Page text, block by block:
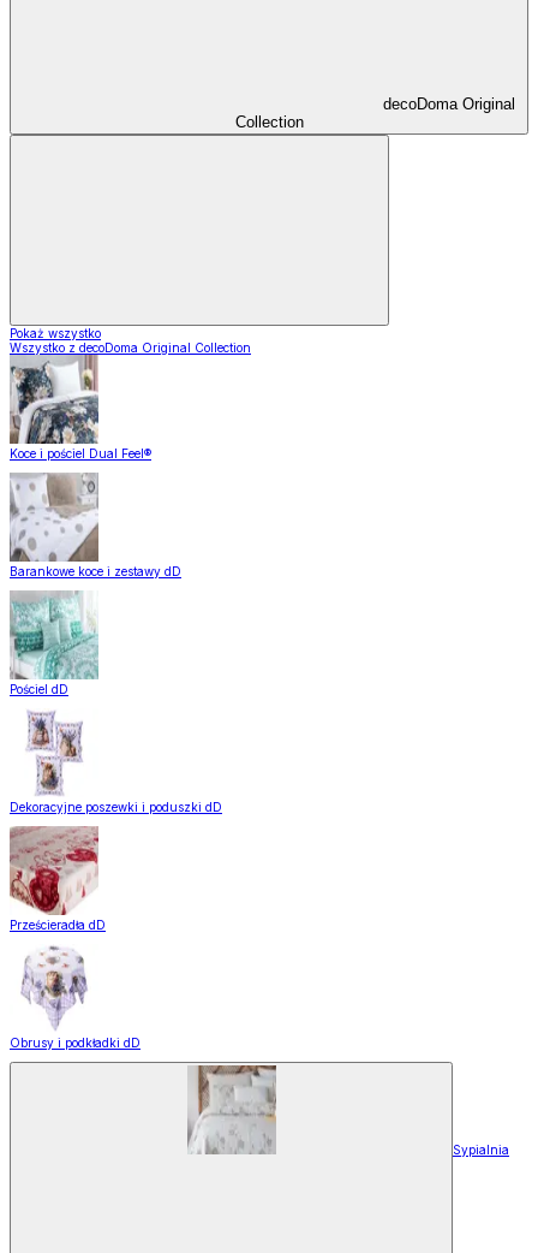
decoDoma Original
Collection
Pokaż wszystko
Wszystko z decoDoma Original Collection
Koce i pościel Dual Feel®
Barankowe koce i zestawy dD
Pościel dD
Dekoracyjne poszewki i poduszki dD
Prześcieradła dD
Obrusy i podkładki dD
Sypialnia